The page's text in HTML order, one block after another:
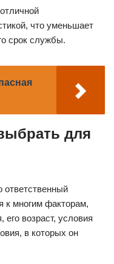
что уменьшает
срок службы.
для
к многим факторам,
возраст, условия
в которых он